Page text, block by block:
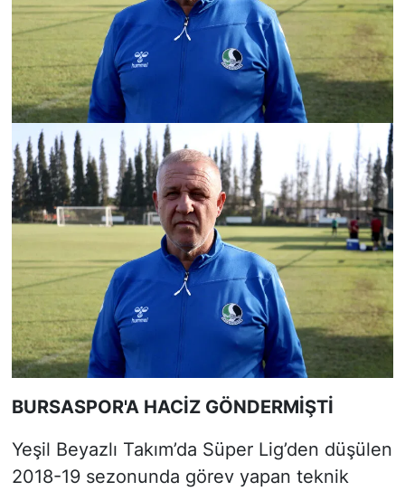
BURSASPOR'A HACİZ GÖNDERMİŞTİ
Yeşil Beyazlı Takım’da Süper Lig’den düşülen
2018-19 sezonunda görev yapan teknik